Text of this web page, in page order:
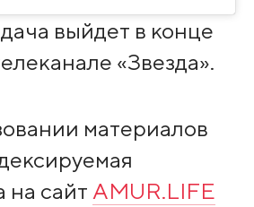
выйдет в конце
«Звезда».
материалов
на сайт AMUR.LIFE